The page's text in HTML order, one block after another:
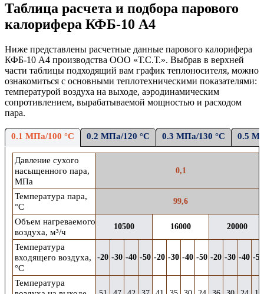
Таблица расчета и подбора парового
калорифера КФБ-10 А4
Ниже представлены расчетные данные парового калорифера
КФБ-10 А4 производства ООО «Т.С.Т.». Выбрав в верхней
части таблицы подходящий вам график теплоносителя, можно
ознакомиться с основными теплотехническими показателями:
температурой воздуха на выходе, аэродинамическим
сопротивлением, вырабатываемой мощностью и расходом
пара.
0.1 МПа/100 °С 0.2 МПа/120 °С 0.3 МПа/130 °С 0.5
Давление сухого
насыщенного пара,
МПа
0,1
Температура пара,
°С
99,6
Объем нагреваемого
воздуха, м³/ч
10500 16000 20000
Температура
входящего воздуха,
°С
-20 -30 -40 -50 -20 -30 -40 -50 -20 -30 -40 -50
Температура